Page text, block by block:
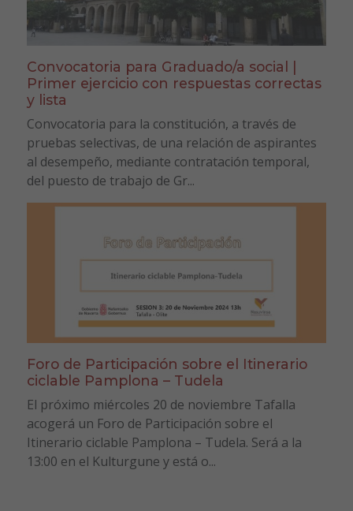
Convocatoria para Graduado/a social |
Primer ejercicio con respuestas correctas
y lista
Convocatoria para la constitución, a través de
pruebas selectivas, de una relación de aspirantes
al desempeño, mediante contratación temporal,
del puesto de trabajo de Gr...
Foro de Participación sobre el Itinerario
ciclable Pamplona – Tudela
El próximo miércoles 20 de noviembre Tafalla
acogerá un Foro de Participación sobre el
Itinerario ciclable Pamplona – Tudela. Será a la
13:00 en el Kulturgune y está o...